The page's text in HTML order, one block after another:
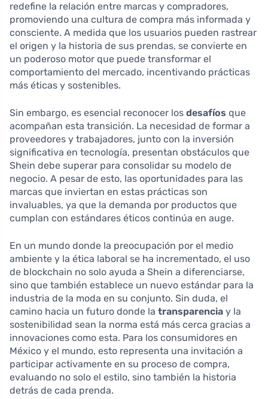
redefine la relación entre marcas y compradores,
promoviendo una cultura de compra más informada y
consciente. A medida que los usuarios pueden rastrear
el origen y la historia de sus prendas, se convierte en
un poderoso motor que puede transformar el
comportamiento del mercado, incentivando prácticas
más éticas y sostenibles.
Sin embargo, es esencial reconocer los desafíos que
acompañan esta transición. La necesidad de formar a
proveedores y trabajadores, junto con la inversión
significativa en tecnología, presentan obstáculos que
Shein debe superar para consolidar su modelo de
negocio. A pesar de esto, las oportunidades para las
marcas que inviertan en estas prácticas son
invaluables, ya que la demanda por productos que
cumplan con estándares éticos continúa en auge.
En un mundo donde la preocupación por el medio
ambiente y la ética laboral se ha incrementado, el uso
de blockchain no solo ayuda a Shein a diferenciarse,
sino que también establece un nuevo estándar para la
industria de la moda en su conjunto. Sin duda, el
camino hacia un futuro donde la transparencia y la
sostenibilidad sean la norma está más cerca gracias a
innovaciones como esta. Para los consumidores en
México y el mundo, esto representa una invitación a
participar activamente en su proceso de compra,
evaluando no solo el estilo, sino también la historia
detrás de cada prenda.